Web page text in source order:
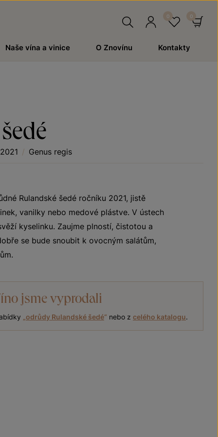
Naše vína a vinice O Znovínu Kontakty
/ Genus regis
Rulandské šedé ročníku 2021, jistě
vanilky nebo medové plástve. V ústech
kyselinku. Zaujme plností, čistotou a
se bude snoubit k ovocným salátům,
jsme vyprodali
odrůdy Rulandské šedé“ nebo z celého katalogu.